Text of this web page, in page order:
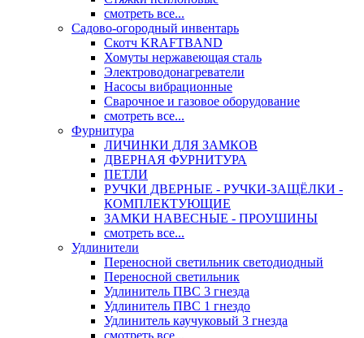
смотреть все...
Садово-огородный инвентарь
Скотч KRAFTBAND
Хомуты нержавеющая сталь
Электроводонагреватели
Насосы вибрационные
Сварочное и газовое оборудование
смотреть все...
Фурнитура
ЛИЧИНКИ ДЛЯ ЗАМКОВ
ДВЕРНАЯ ФУРНИТУРА
ПЕТЛИ
РУЧКИ ДВЕРНЫЕ - РУЧКИ-ЗАЩЁЛКИ -
КОМПЛЕКТУЮЩИЕ
ЗАМКИ НАВЕСНЫЕ - ПРОУШИНЫ
смотреть все...
Удлинители
Переносной светильник светодиодный
Переносной светильник
Удлинитель ПВС 3 гнезда
Удлинитель ПВС 1 гнездо
Удлинитель каучуковый 3 гнезда
смотреть все...